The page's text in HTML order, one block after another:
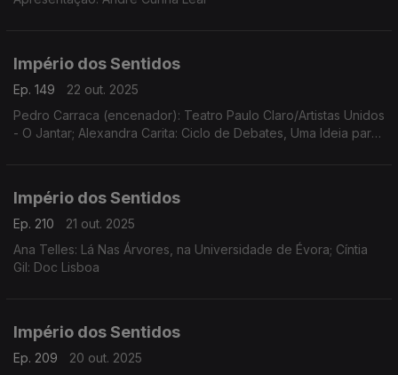
Império dos Sentidos
Ep. 149
22 out. 2025
Pedro Carraca (encenador): Teatro Paulo Claro/Artistas Unidos
- O Jantar; Alexandra Carita: Ciclo de Debates, Uma Ideia para
Império dos Sentidos
Ep. 210
21 out. 2025
Ana Telles: Lá Nas Árvores, na Universidade de Évora; Cíntia
Gil: Doc Lisboa
Império dos Sentidos
Ep. 209
20 out. 2025